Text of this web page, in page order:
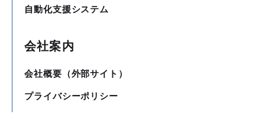
自動化支援システム
会社案内
会社概要（外部サイト）
プライバシーポリシー